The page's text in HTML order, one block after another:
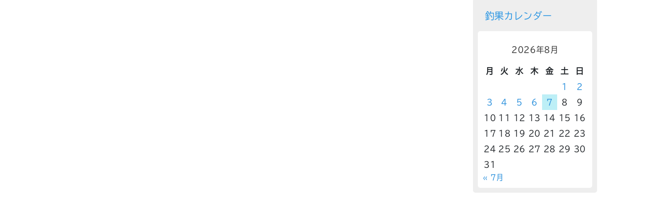
釣果カレンダー
2026年8月
月 火 水 木 金 土
日
1
2
3
4 5 6 7 8
9
10 11 12 13 14 15
16
17 18 19 20 21 22
23
24 25 26 27 28 29 30
31
« 7月